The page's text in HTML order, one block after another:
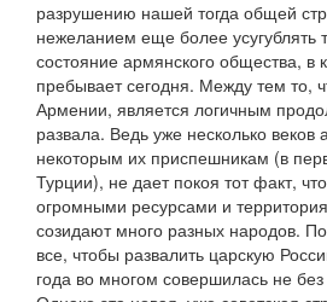
разрушению нашей тогда общей
нежеланием еще более усугублять
состояние армянского общества, в
пребывает сегодня. Между тем то,
Армении, является логичным
развала. Ведь уже несколько веков
некоторым их приспешникам (в
Турции), не дает покоя тот факт,
огромными ресурсами и
созидают много разных народов.
все, чтобы развалить царскую
года во многом совершилась не без